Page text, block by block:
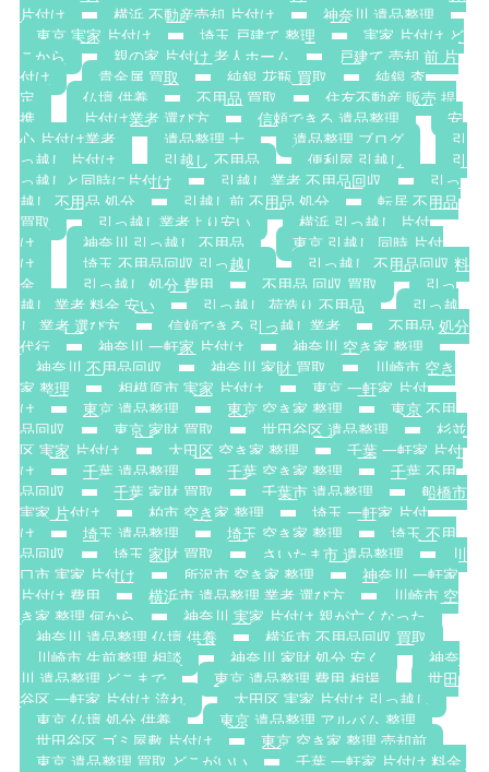
片付け
横浜 不動産売却 片付け
神奈川 遺品整理
東京 実家 片付け
埼玉 戸建て 整理
実家 片付け ど
こから
親の家 片付け 老人ホーム
戸建て 売却 前 片
付け
貴金属 買取 純銀 花瓶 買取
純銀 査
定
仏壇 供養 不用品 買取
住友不動産 販売 提
携
片付け業者 選び方 信頼できる 遺品整理
安
心 片付け業者
遺品整理 士 遺品整理 ブログ
引
っ越し 片付け
引越し 不用品 便利屋 引越し
引
っ越しと同時に片付け
引越し 業者 不用品回収
引っ
越し 不用品 処分
引越し前 不用品 処分
転居 不用品
買取
引っ越し業者より安い
横浜 引っ越し 片付
け
神奈川 引っ越し 不用品
東京 引越し 同時 片付
け
埼玉 不用品回収 引っ越し
引っ越し 不用品回収 料
金
引っ越し 処分 費用 不用品 回収 買取
引っ
越し 業者 料金 安い
引っ越し 荷造り 不用品
引っ越
し 業者 選び方
信頼できる 引っ越し業者
不用品 処分
代行
神奈川 一軒家 片付け
神奈川 空き家 整理
神奈川 不用品回収
神奈川 家財 買取
川崎市 空き
家 整理
相模原市 実家 片付け
東京 一軒家 片付
け
東京 遺品整理 東京 空き家 整理
東京 不用
品回収
東京 家財 買取 世田谷区 遺品整理
杉並
区 実家 片付け
大田区 空き家 整理
千葉 一軒家 片付
け
千葉 遺品整理 千葉 空き家 整理
千葉 不用
品回収
千葉 家財 買取 千葉市 遺品整理
船橋市
実家 片付け
柏市 空き家 整理
埼玉 一軒家 片付
け
埼玉 遺品整理 埼玉 空き家 整理
埼玉 不用
品回収
埼玉 家財 買取 さいたま市 遺品整理
川
口市 実家 片付け
所沢市 空き家 整理
神奈川 一軒家
片付け 費用
横浜市 遺品整理 業者 選び方
川崎市 空
き家 整理 何から
神奈川 実家 片付け 親が亡くなった
神奈川 遺品整理 仏壇 供養
横浜市 不用品回収 買取
川崎市 生前整理 相談
神奈川 家財 処分 安く
神奈
川 遺品整理 どこまで
東京 遺品整理 費用 相場
世田
谷区 一軒家 片付け 流れ
大田区 実家 片付け 引っ越し
東京 仏壇 処分 供養
東京 遺品整理 アルバム 整理
世田谷区 ゴミ屋敷 片付け
東京 空き家 整理 売却前
東京 遺品整理 買取 どこがいい
千葉 一軒家 片付け 料金.